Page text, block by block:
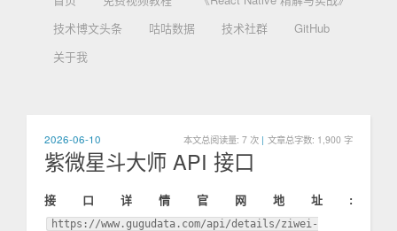
技术博文头条
咕咕数据 技术社群
GitHub
关于我
2026-06-10 本文总阅读量: 7 次 | 文章总字数: 1,900 字
紫微星斗大师 API 接口
接口详情官网地址:
https://www.gugudata.com/api/details/ziwei-